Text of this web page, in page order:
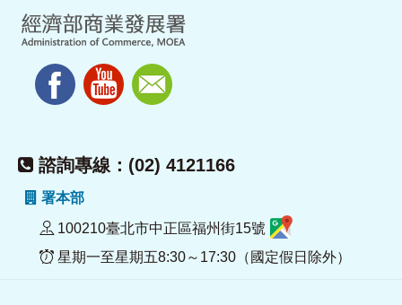
諮詢專線：(02) 4121166
署本部
100210臺北市中正區福州街15號
星期一至星期五8:30～17:30（國定假日除外）